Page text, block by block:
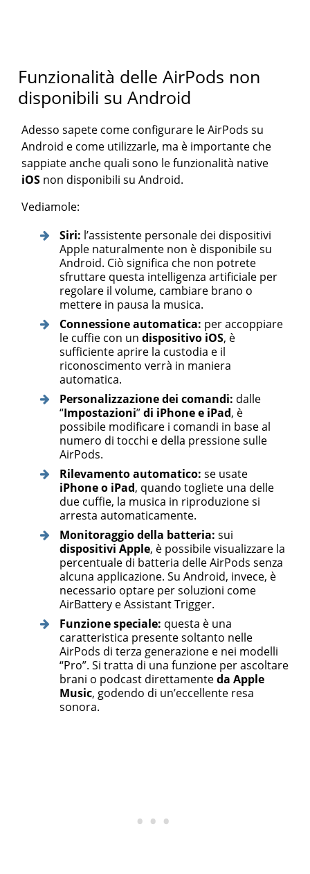
Funzionalità delle AirPods non
disponibili su Android
Adesso sapete come configurare le AirPods su
Android e come utilizzarle, ma è importante che
sappiate anche quali sono le funzionalità native
iOS non disponibili su Android.
Vediamole:
Siri: l’assistente personale dei dispositivi
Apple naturalmente non è disponibile su
Android. Ciò significa che non potrete
sfruttare questa intelligenza artificiale per
regolare il volume, cambiare brano o
mettere in pausa la musica.
Connessione automatica: per accoppiare
le cuffie con un dispositivo iOS, è
sufficiente aprire la custodia e il
riconoscimento verrà in maniera
automatica.
Personalizzazione dei comandi: dalle
“Impostazioni”di iPhone e iPad, è
possibile modificare i comandi in base al
numero di tocchi e della pressione sulle
AirPods.
Rilevamento automatico: se usate
iPhone o iPad, quando togliete una delle
due cuffie, la musica in riproduzione si
arresta automaticamente.
Monitoraggio della batteria: sui
dispositivi Apple, è possibile visualizzare la
percentuale di batteria delle AirPods senza
alcuna applicazione. Su Android, invece, è
necessario optare per soluzioni come
AirBattery e Assistant Trigger.
Funzione speciale: questa è una
caratteristica presente soltanto nelle
AirPods di terza generazione e nei modelli
“Pro”. Si tratta di una funzione per ascoltare
brani o podcast direttamenteda Apple
Music, godendo di un’eccellente resa
sonora.